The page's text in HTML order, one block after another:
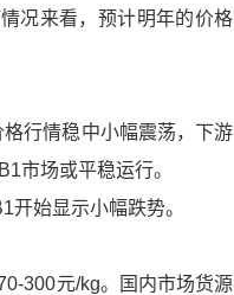
况来看，预计明年的价格
行情稳中小幅震荡，下游
市场或平稳运行。
始显示小幅跌势。
300元/kg。国内市场货源